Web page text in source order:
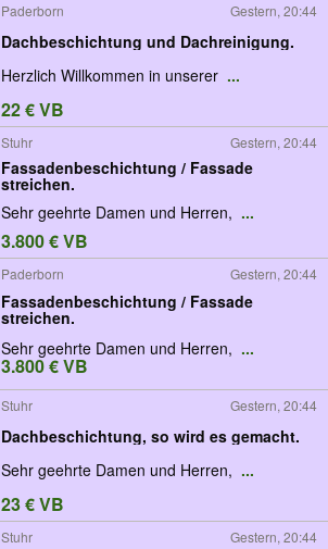
Paderborn Gestern, 20:44
Dachbeschichtung und Dachreinigung.
Herzlich Willkommen in unserer ...
22 € VB
Stuhr Gestern, 20:44
Fassadenbeschichtung / Fassade
streichen.
Sehr geehrte Damen und Herren, ...
3.800 € VB
Paderborn Gestern, 20:44
Fassadenbeschichtung / Fassade
streichen.
Sehr geehrte Damen und Herren, ...
3.800 € VB
Stuhr Gestern, 20:44
Dachbeschichtung, so wird es gemacht.
Sehr geehrte Damen und Herren, ...
23 € VB
Stuhr Gestern, 20:44